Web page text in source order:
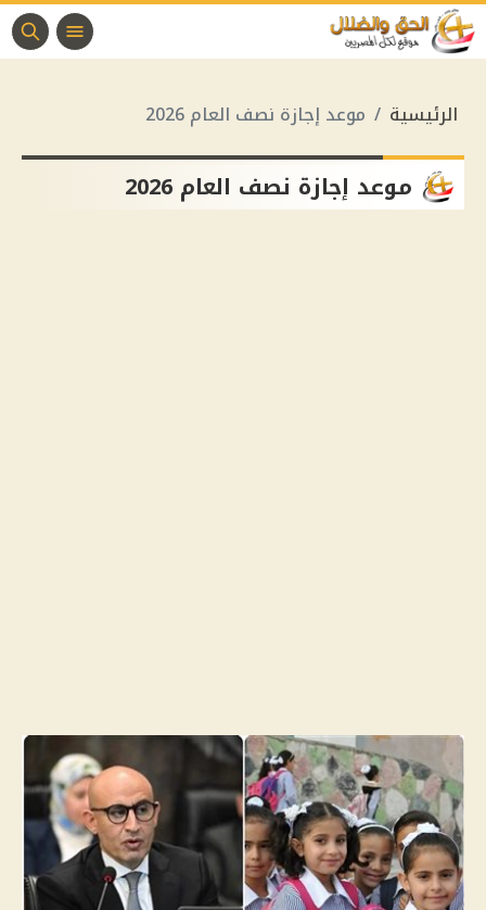
الرئيسية موعد إجازة نصف العام 2026
موعد إجازة نصف العام 2026